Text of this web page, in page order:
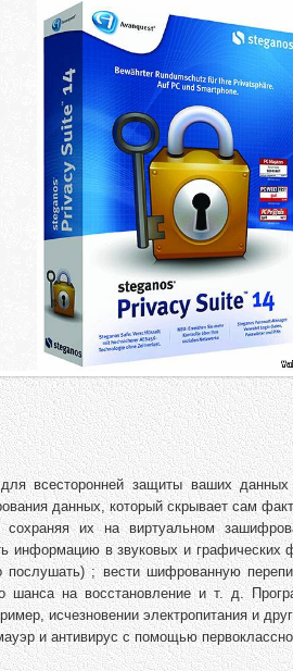
всесторонней защиты ваших
данных, который скрывает сам
их на виртуальном
информацию в звуковых и графических
; вести шифрованную
на восстановление и т. д.
исчезновении электропитания и
и антивирус с помощью